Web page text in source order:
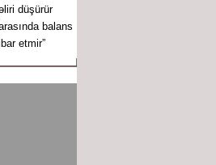
düşürür
balans
etmir”